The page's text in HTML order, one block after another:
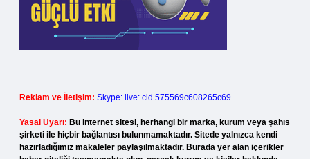
Reklam ve İletişim: Skype: live:.cid.575569c608265c69
Yasal Uyarı: Bu internet sitesi, herhangi bir marka, kurum veya şahıs
şirketi ile hiçbir bağlantısı bulunmamaktadır. Sitede yalnızca kendi
hazırladığımız makaleler paylaşılmaktadır. Burada yer alan içerikler